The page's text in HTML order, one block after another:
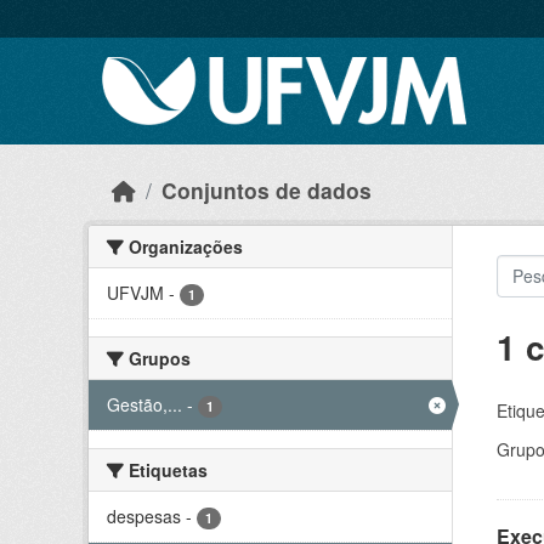
Conjuntos de dados
Organizações
UFVJM - 1
Grupos
Gestão,... - 1
Etiquetas
despesas - 1
1